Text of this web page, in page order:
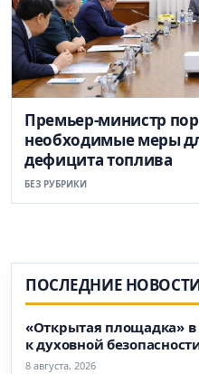
Премьер-министр
необходимые меры
дефицита топлива
БЕЗ РУБРИКИ
ПОСЛЕДНИЕ
«Открытая площадка» в
к духовной
8 августа, 2026